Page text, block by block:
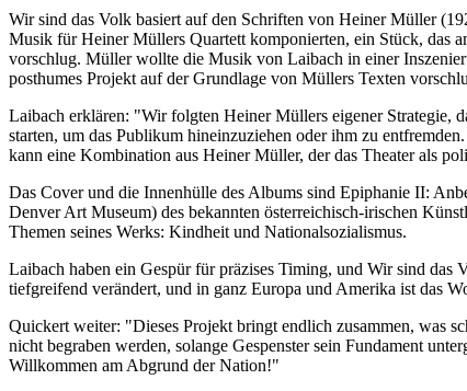
Wir sind das Volk basiert auf den Schriften von Heiner Müller
Musik für Heiner Müllers Quartett komponierten, ein Stück, das
vorschlug. Müller wollte die Musik von Laibach in einer
posthumes Projekt auf der Grundlage von Müllers Texten
Laibach erklären: "Wir folgten Heiner Müllers eigener Strategie,
starten, um das Publikum hineinzuziehen oder ihm zu
kann eine Kombination aus Heiner Müller, der das Theater als
Das Cover und die Innenhülle des Albums sind Epiphanie II:
Denver Art Museum) des bekannten österreichisch-irischen
Themen seines Werks: Kindheit und Nationalsozialismus.
Laibach haben ein Gespür für präzises Timing, und Wir sind
tiefgreifend verändert, und in ganz Europa und Amerika ist das
Quickert weiter: "Dieses Projekt bringt endlich zusammen, was
nicht begraben werden, solange Gespenster sein Fundament
Willkommen am Abgrund der Nation!"